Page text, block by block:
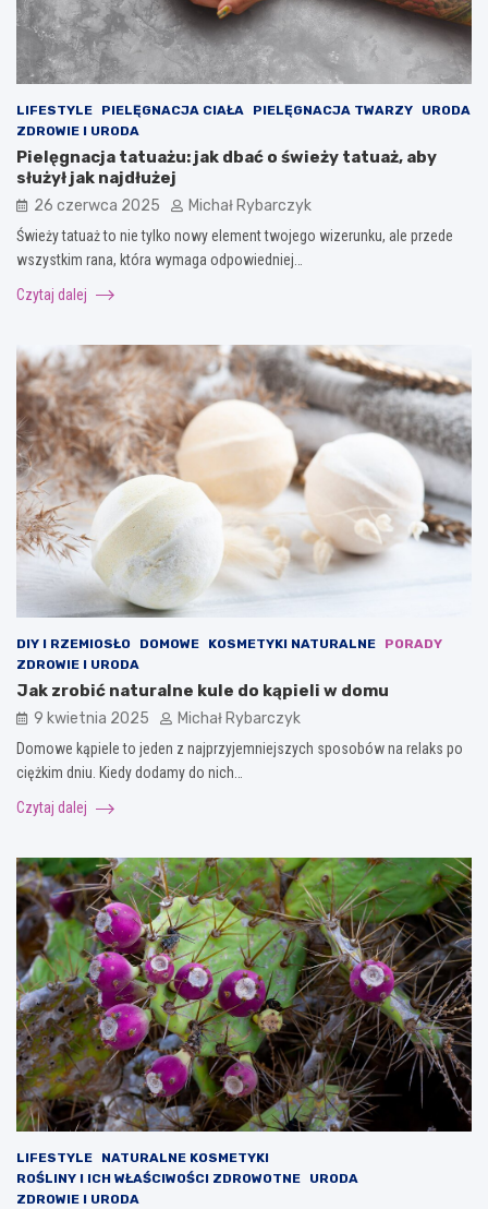
LIFESTYLE PIELĘGNACJA CIAŁA PIELĘGNACJA TWARZY
URODA
ZDROWIE I URODA
Pielęgnacja tatuażu: jak dbać o świeży tatuaż, aby
służył jak najdłużej
26 czerwca 2025 Michał Rybarczyk
Świeży tatuaż to nie tylko nowy element twojego wizerunku, ale przede
wszystkim rana, która wymaga odpowiedniej…
Czytaj dalej
DIY I RZEMIOSŁO DOMOWE KOSMETYKI NATURALNE
PORADY
ZDROWIE I URODA
Jak zrobić naturalne kule do kąpieli w domu
9 kwietnia 2025 Michał Rybarczyk
Domowe kąpiele to jeden z najprzyjemniejszych sposobów na relaks po
ciężkim dniu. Kiedy dodamy do nich…
Czytaj dalej
LIFESTYLE
NATURALNE KOSMETYKI
ROŚLINY I ICH WŁAŚCIWOŚCI ZDROWOTNE
URODA
ZDROWIE I URODA